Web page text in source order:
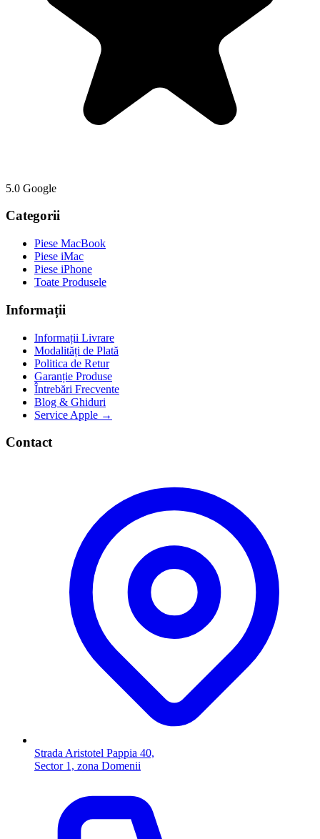
5.0 Google
Categorii
Piese MacBook
Piese iMac
Piese iPhone
Toate Produsele
Informații
Informații Livrare
Modalități de Plată
Politica de Retur
Garanție Produse
Întrebări Frecvente
Blog & Ghiduri
Service Apple →
Contact
Strada Aristotel Pappia 40,
Sector 1, zona Domenii